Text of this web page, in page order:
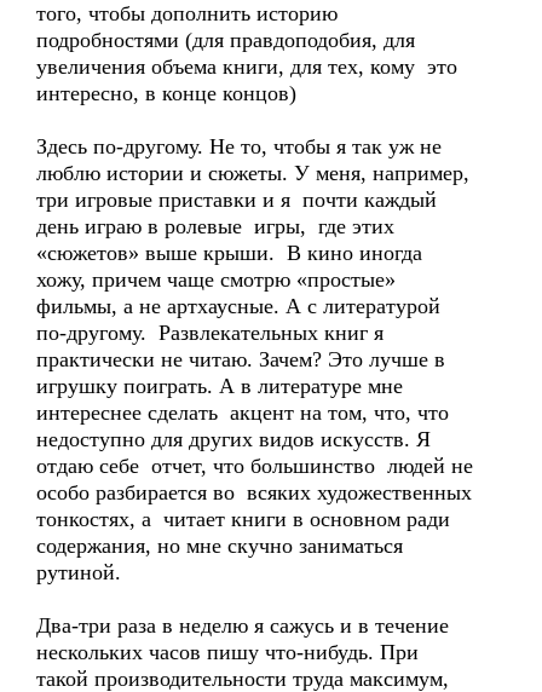
того, чтобы дополнить историю
подробностями (для правдоподобия, для
увеличения объема книги, для тех, кому это
интересно, в конце концов)
Здесь по-другому. Не то, чтобы я так уж не
люблю истории и сюжеты. У меня, например,
три игровые приставки и я почти каждый
день играю в ролевые игры, где этих
«сюжетов» выше крыши. В кино иногда
хожу, причем чаще смотрю «простые»
фильмы, а не артхаусные. А с литературой
по-другому. Развлекательных книг я
практически не читаю. Зачем? Это лучше в
игрушку поиграть. А в литературе мне
интереснее сделать акцент на том, что, что
недоступно для других видов искусств. Я
отдаю себе отчет, что большинство людей не
особо разбирается во всяких художественных
тонкостях, а читает книги в основном ради
содержания, но мне скучно заниматься
рутиной.
Два-три раза в неделю я сажусь и в течение
нескольких часов пишу что-нибудь. При
такой производительности труда максимум,